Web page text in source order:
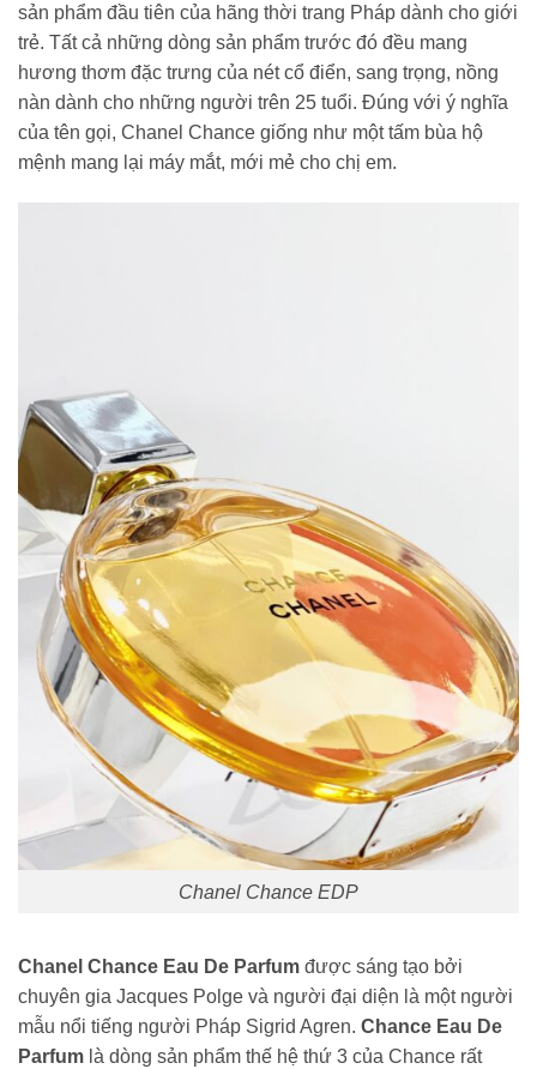
sản phẩm đầu tiên của hãng thời trang Pháp dành cho giới
trẻ. Tất cả những dòng sản phẩm trước đó đều mang
hương thơm đặc trưng của nét cổ điển, sang trọng, nồng
nàn dành cho những người trên 25 tuổi. Đúng với ý nghĩa
của tên gọi, Chanel Chance giống như một tấm bùa hộ
mệnh mang lại máy mắt, mới mẻ cho chị em.
Chanel Chance EDP
Chanel Chance Eau De Parfum được sáng tạo bởi
chuyên gia Jacques Polge và người đại diện là một người
mẫu nổi tiếng người Pháp Sigrid Agren. Chance Eau De
Parfum là dòng sản phẩm thế hệ thứ 3 của Chance rất